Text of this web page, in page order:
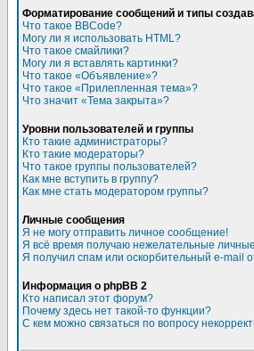
Форматирование сообщений и типы
Что такое BBCode?
Могу ли я использовать HTML?
Что такое смайлики?
Могу ли я вставлять картинки?
Что такое «Объявление»?
Что такое «Прилепленная тема»?
Что значит «Тема закрыта»?
Уровни пользователей и группы
Кто такие администраторы?
Кто такие модераторы?
Что такое группы пользователей?
Как мне вступить в группу?
Как мне стать модератором группы?
Личные сообщения
Я не могу отправить личное сообщение!
Я всё время получаю нежелательные
Я получил спам или оскорбительный e-mail
Информация о phpBB 2
Кто написал этот форум?
Почему здесь нет такой-то функции?
С кем можно связаться по вопросу